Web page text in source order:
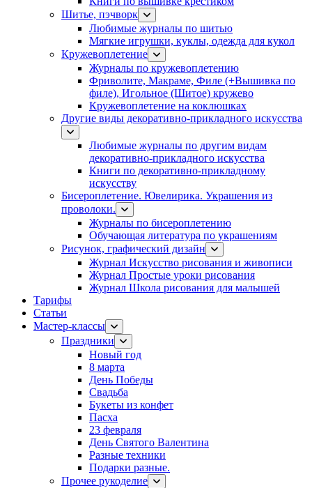
Шитье, пэчворк
Любимые журналы по шитью
Мягкие игрушки, куклы, одежда для кукол
Кружевоплетение
Журналы по кружевоплетению
Фриволите, Макраме, Филе (+Вышивка по
филе), Игольное (Шитое) кружево
Кружевоплетение на коклюшках
Другие виды декоративно-прикладного искусства
Любимые журналы по другим видам
декоративно-прикладного искусства
Книги по декоративно-прикладному
искусству
Бисероплетение. Ювелирика. Украшения из
проволоки.
Журналы по бисероплетению
Обучающая литература по украшениям
Рисунок, графический дизайн
Журнал Искусство рисования и живописи
Журнал Простые уроки рисования
Журнал Школа рисования для малышей
Тарифы
Статьи
Мастер-классы
Праздники
Новый год
8 марта
День Победы
Свадьба
Букеты из конфет
Пасха
23 февраля
День Святого Валентина
Разные техники
Подарки разные.
Прочее рукоделие